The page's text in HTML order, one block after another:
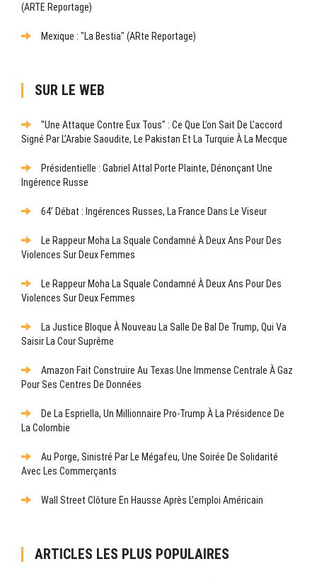
(ARTE Reportage)
Mexique : "La Bestia" (ARte Reportage)
SUR LE WEB
"Une Attaque Contre Eux Tous" : Ce Que L’on Sait De L’accord
Signé Par L’Arabie Saoudite, Le Pakistan Et La Turquie À La Mecque
Présidentielle : Gabriel Attal Porte Plainte, Dénonçant Une
Ingérence Russe
64’ Débat : Ingérences Russes, La France Dans Le Viseur
Le Rappeur Moha La Squale Condamné À Deux Ans Pour Des
Violences Sur Deux Femmes
Le Rappeur Moha La Squale Condamné À Deux Ans Pour Des
Violences Sur Deux Femmes
La Justice Bloque À Nouveau La Salle De Bal De Trump, Qui Va
Saisir La Cour Suprême
Amazon Fait Construire Au Texas Une Immense Centrale À Gaz
Pour Ses Centres De Données
De La Espriella, Un Millionnaire Pro-Trump À La Présidence De
La Colombie
Au Porge, Sinistré Par Le Mégafeu, Une Soirée De Solidarité
Avec Les Commerçants
Wall Street Clôture En Hausse Après L’emploi Américain
ARTICLES LES PLUS POPULAIRES